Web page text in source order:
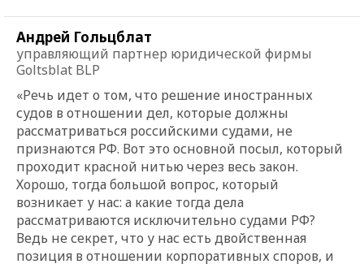
Андрей Гольцблат
управляющий партнер юридической фирмы
Goltsblat BLP
«Речь идет о том, что решение иностранных
судов в отношении дел, которые должны
рассматриваться российскими судами, не
признаются РФ. Вот это основной посыл, который
проходит красной нитью через весь закон.
Хорошо, тогда большой вопрос, который
возникает у нас: а какие тогда дела
рассматриваются исключительно судами РФ?
Ведь не секрет, что у нас есть двойственная
позиция в отношении корпоративных споров, и